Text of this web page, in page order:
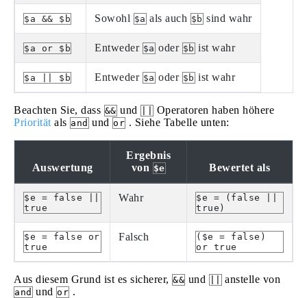
$a && $b Sowohl $a als auch $b sind wahr
$a or $b Entweder $a oder $b ist wahr
$a || $b Entweder $a oder $b ist wahr
Beachten Sie, dass && und
Operatoren haben höhere
Priorität als and und or . Siehe Tabelle unten:
Auswertung
Ergebnis
von $e Bewertet als
$e = false ||
true
Wahr
$e = (false ||
true)
$e = false or
true
Falsch
($e = false)
or true
Aus diesem Grund ist es sicherer, && und anstelle von
and und or .